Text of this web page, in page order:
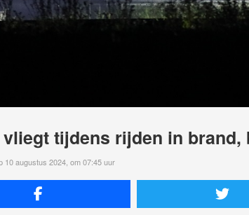
tijdens rijden in
10 augustus 2024, om 07:45 uur